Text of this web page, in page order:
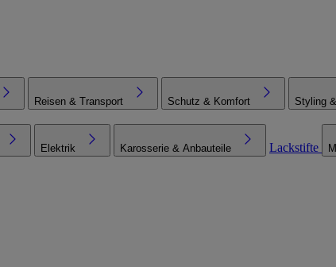
Reisen & Transport Schutz & Komfort Styling
Elektrik Karosserie & Anbauteile Lackstifte